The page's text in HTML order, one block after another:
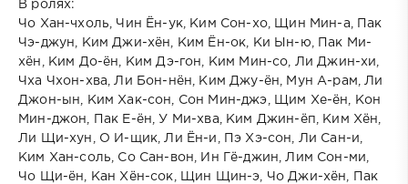
В ролях:
Чо Хан-чхоль, Чин Ён-ук, Ким Сон-хо, Щин Мин-а, Пак
Чэ-джун, Ким Джи-хён, Ким Ён-ок, Ки Ын-ю, Пак Ми-
хён, Ким До-ён, Ким Дэ-гон, Ким Мин-со, Ли Джин-хи,
Чха Чхон-хва, Ли Бон-нён, Ким Джу-ён, Мун А-рам, Ли
Джон-ын, Ким Хак-сон, Сон Мин-джэ, Щим Хе-ён, Кон
Мин-джон, Пак Е-ён, У Ми-хва, Ким Джин-ёп, Ким Хён,
Ли Щи-хун, О И-щик, Ли Ён-и, Пэ Хэ-сон, Ли Сан-и,
Ким Хан-соль, Со Сан-вон, Ин Гё-джин, Лим Сон-ми,
Чо Щи-ён, Кан Хён-сок, Щин Щин-э, Чо Джи-хён, Пак